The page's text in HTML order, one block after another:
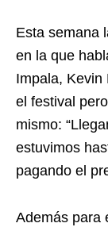
Esta semana
en la que
Impala, Kevin
el festival
mismo:
estuvimos
pagando el
Además para